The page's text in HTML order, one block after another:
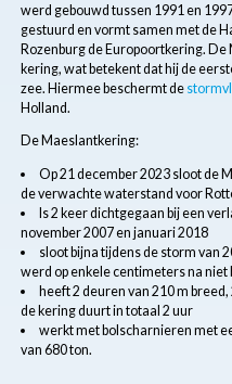
werd gebouwd tussen 1991 en
gestuurd en vormt samen met de
Rozenburg de Europoortkering.
kering, wat betekent dat hij de
zee. Hiermee beschermt de
Holland.
De Maeslantkering:
Op 21 december 2023 sloot de
de verwachte waterstand voor
Is 2 keer dichtgegaan bij een
november 2007 en januari 2018
sloot bijna tijdens de storm van
werd op enkele centimeters na niet
heeft 2 deuren van 210 m
de kering duurt in totaal 2 uur
werkt met bolscharnieren met
van 680 ton.